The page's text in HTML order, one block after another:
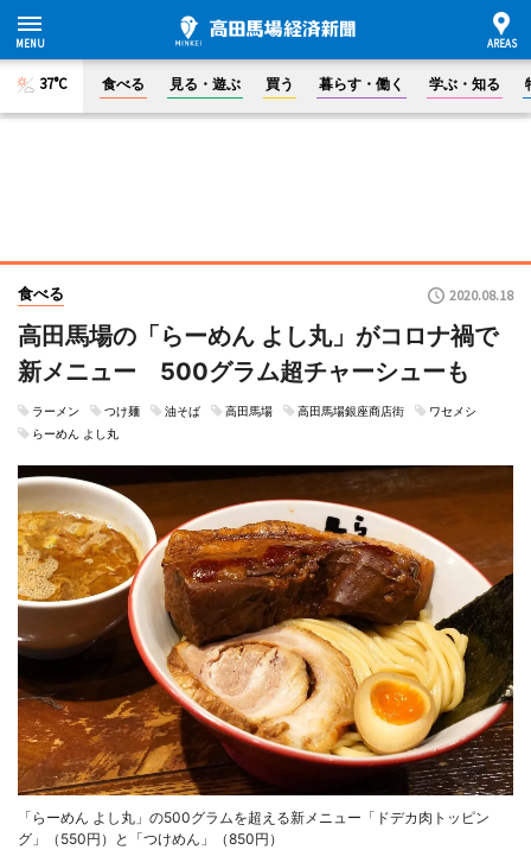
37°C 食べる 見る・遊ぶ 買う 暮らす・働く 学ぶ・知る
食べる 2020.08.18
高田馬場の「らーめん よし丸」がコロナ禍で
新メニュー 500グラム超チャーシューも
ラーメン つけ麺 油そば 高田馬場 高田馬場銀座商店街
ワセメシ
らーめん よし丸
「らーめん よし丸」の500グラムを超える新メニュー「ドデカ肉トッピン
グ」（550円）と「つけめん」（850円）